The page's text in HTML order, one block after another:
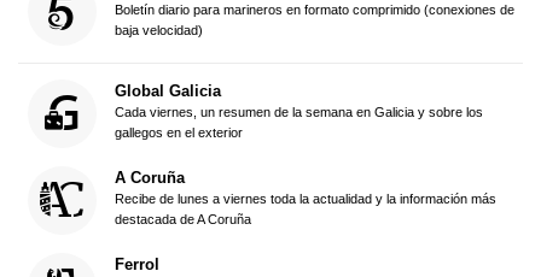
Boletín diario para marineros en formato comprimido (conexiones de
baja velocidad)
Global Galicia
Cada viernes, un resumen de la semana en Galicia y sobre los
gallegos en el exterior
A Coruña
Recibe de lunes a viernes toda la actualidad y la información más
destacada de A Coruña
Ferrol